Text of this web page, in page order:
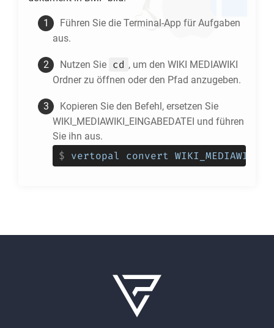
Führen Sie die Terminal-App für Aufgaben
aus.
Nutzen Sie cd , um den WIKI MEDIAWIKI
Ordner zu öffnen oder den Pfad anzugeben.
Kopieren Sie den Befehl, ersetzen Sie
WIKI_MEDIAWIKI_EINGABEDATEI und führen
Sie ihn aus.
$ vertopal convert